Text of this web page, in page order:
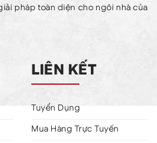
pháp toàn diện cho ngôi nhà của
LIÊN KẾT
Tuyển Dụng
Mua Hàng Trực Tuyến